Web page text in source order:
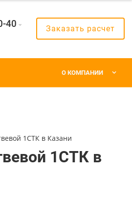
40 Заказать расчет
О КОМПАНИИ
1СТК в Казани
1СТК в